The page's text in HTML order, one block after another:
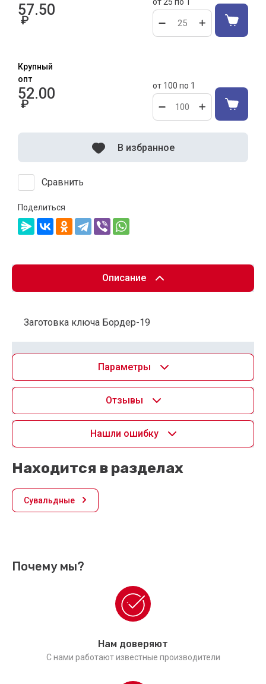
57.50
₽
52.00
₽
от 100 по 1
Сравнить
В избранное
Поделиться
Описание
Заготовка ключа Бордер-19
Параметры
Отзывы
Нашли ошибку
Находится в разделах
Сувальдные
Почему мы?
Нам доверяют
С нами работают известные производители